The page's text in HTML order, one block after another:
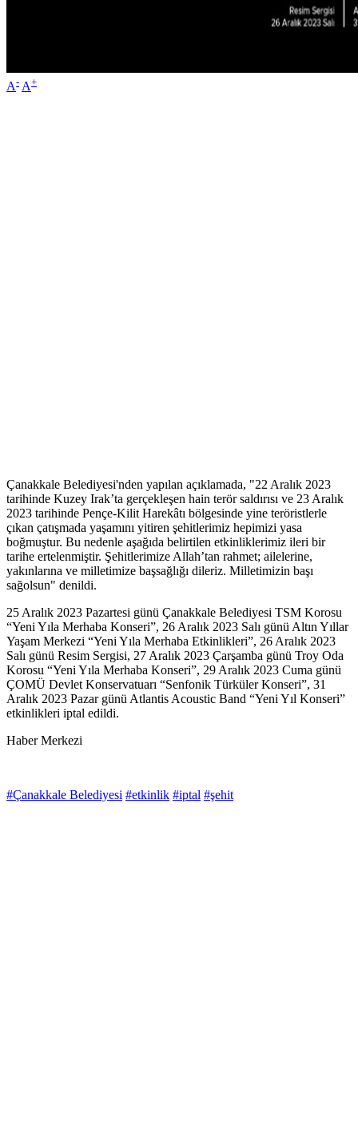
A- A+
Çanakkale Belediyesi'nden yapılan açıklamada, "22 Aralık 2023
tarihinde Kuzey Irak’ta gerçekleşen hain terör saldırısı ve 23 Aralık
2023 tarihinde Pençe-Kilit Harekâtı bölgesinde yine teröristlerle
çıkan çatışmada yaşamını yitiren şehitlerimiz hepimizi yasa
boğmuştur. Bu nedenle aşağıda belirtilen etkinliklerimiz ileri bir
tarihe ertelenmiştir. Şehitlerimize Allah’tan rahmet; ailelerine,
yakınlarına ve milletimize başsağlığı dileriz. Milletimizin başı
sağolsun" denildi.
25 Aralık 2023 Pazartesi günü Çanakkale Belediyesi TSM Korosu
“Yeni Yıla Merhaba Konseri”, 26 Aralık 2023 Salı günü Altın Yıllar
Yaşam Merkezi “Yeni Yıla Merhaba Etkinlikleri”, 26 Aralık 2023
Salı günü Resim Sergisi, 27 Aralık 2023 Çarşamba günü Troy Oda
Korosu “Yeni Yıla Merhaba Konseri”, 29 Aralık 2023 Cuma günü
ÇOMÜ Devlet Konservatuarı “Senfonik Türküler Konseri”, 31
Aralık 2023 Pazar günü Atlantis Acoustic Band “Yeni Yıl Konseri”
etkinlikleri iptal edildi.
Haber Merkezi
#Çanakkale Belediyesi #etkinlik #iptal #şehit